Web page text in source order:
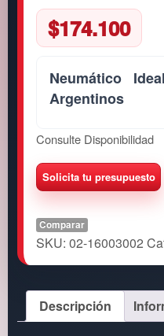
$174.100
Neumático
Argentinos
Consulte Disponibilidad
Comparar
SKU: 02-16003002
Descripción